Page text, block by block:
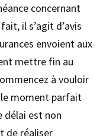
concernant
il s’agit d’avis
envoient aux
mettre fin au
à vouloir
le moment parfait
délai est non
de réaliser